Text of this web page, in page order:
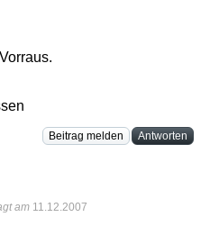
Beitrag melden Antworten
am 11.12.2007